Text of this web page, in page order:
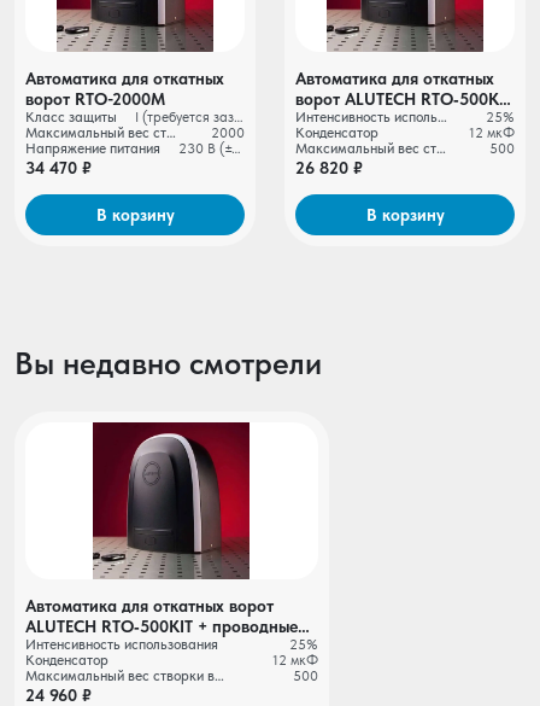
Автоматика для откатных
ворот RTО-2000M
Класс защиты
I (требуется заземление)
Максимальный вес створки ворот, кг
2000
Напряжение питания
230 В (±10%)
34 470 ₽
В корзину
Автоматика для откатных
ворот ALUTECH RTO‑500KIT
+ беспроводные
фотоэлементы LM⁠‑LB
Интенсивность использования
25%
Конденсатор
12 мкФ
Максимальный вес створки ворот, кг
500
26 820 ₽
В корзину
Вы недавно смотрели
Автоматика для откатных ворот
ALUTECH RTO‑500KIT + проводные
фотоэлементы LM‑L
Интенсивность использования
25%
Конденсатор
12 мкФ
Максимальный вес створки ворот, кг
500
24 960 ₽